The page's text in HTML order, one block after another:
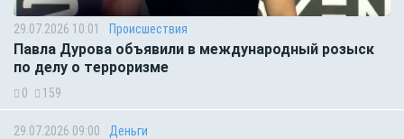
29.07.2026 10:01 Происшествия
Павла Дурова объявили в международный розыск
по делу о терроризме
0 159
29.07.2026 09:00 Деньги